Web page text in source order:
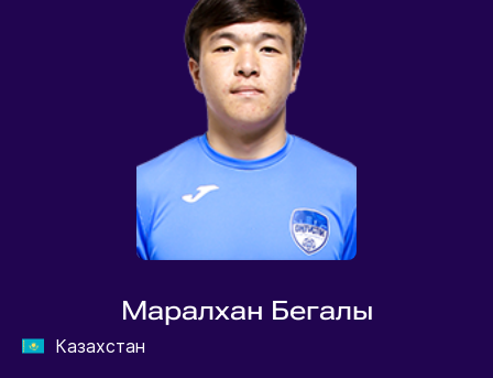
Маралхан Бегалы
Казахстан